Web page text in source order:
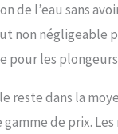
la pression sur votre
utilisés dans ce
est fabriqué en
198 avec
de plus de 91 %, ce
la clarté visuelle
tout en
de l’eau sans
non négligeable
pour les
reste dans la
de prix.